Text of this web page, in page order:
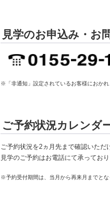
見学のお申込み・お
※「非通知」設定されているお客様におかれ
ご予約状況カレンダ
ご予約状況を2ヵ月先まで確認いただ
見学のご予約はお電話にて承ってお
※予約受付期間は、当月から再来月までとな